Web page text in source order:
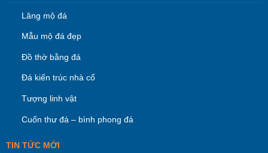
Lăng mộ đá
Mẫu mộ đá đẹp
Đồ thờ bằng đá
Đá kiến trúc nhà cổ
Tượng linh vật
Cuốn thư đá – bình phong đá
TIN TỨC MỚI